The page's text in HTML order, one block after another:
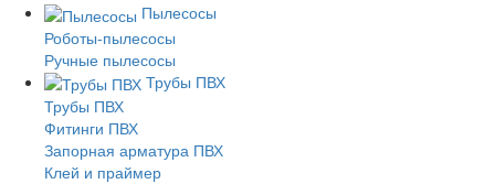
Пылесосы
Роботы-пылесосы
Ручные пылесосы
Трубы ПВХ
Трубы ПВХ
Фитинги ПВХ
Запорная арматура ПВХ
Клей и праймер